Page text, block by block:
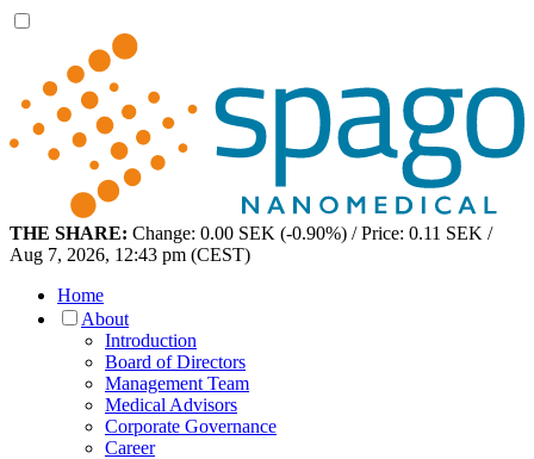
THE SHARE: Change: 0.00 SEK (-0.90%) / Price: 0.11 SEK /
Aug 7, 2026, 12:43 pm (CEST)
Home
About
Introduction
Board of Directors
Management Team
Medical Advisors
Corporate Governance
Career